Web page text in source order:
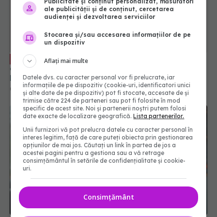
EXCLUSIV Nodulii tiroidieni, mai puțin periculoși
decât cancerul de prostată. Dr. Radu Mihai: E o
boală mult mai severă, cu mortalitate serioasă
09 iul 2024, 19:46
ale publicității și de conținut, cercetarea
audienței și dezvoltarea serviciilor
Stocarea și/sau accesarea informațiilor de pe
un dispozitiv
Aflați mai multe
Datele dvs. cu caracter personal vor fi prelucrate, iar
informațiile de pe dispozitiv (cookie-uri, identificatori unici
și alte date de pe dispozitiv) pot fi stocate, accesate de și
trimise către 224 de parteneri sau pot fi folosite în mod
specific de acest site. Noi și partenerii noștri putem folosi
date exacte de localizare geografică.Lista partenerilor.
Unii furnizori vă pot prelucra datele cu caracter personal în
interes legitim, față de care puteți obiecta prin gestionarea
opțiunilor de mai jos. Căutați un link în partea de jos a
acestei pagini pentru a gestiona sau a vă retrage
consimțământul în setările de confidențialitate și cookie-
uri.
Consimțământ